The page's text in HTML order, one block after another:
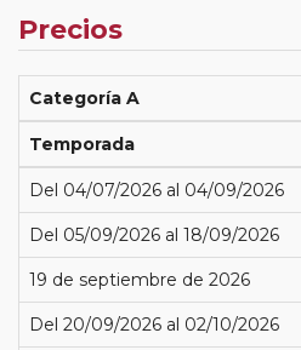
Precios
Categoría A
Temporada
Del 04/07/2026 al 04/09/2026
Del 05/09/2026 al 18/09/2026
19 de septiembre de 2026
Del 20/09/2026 al 02/10/2026